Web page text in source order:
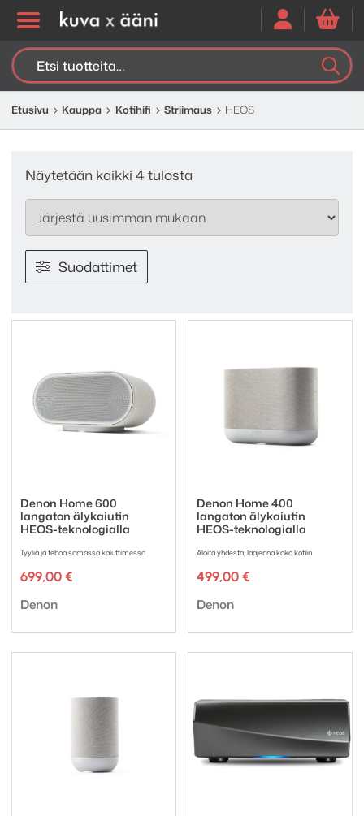
Etsi:
Etusivu Kauppa Kotihifi Striimaus HEOS
Näytetään kaikki 4 tulosta
by
latest
Suodattimet
Denon Home 600
langaton älykaiutin
HEOS-teknologialla
Tyyliä ja tehoa samassa kaiuttimessa
699,00 €
Tuotemerkki:
Denon
Denon Home 400
langaton älykaiutin
HEOS-teknologialla
Aloita yhdestä, laajenna koko kotiin
499,00 €
Tuotemerkki:
Denon